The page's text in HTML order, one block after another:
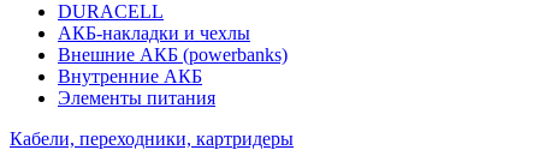
DURACELL
АКБ-накладки и чехлы
Внешние АКБ (powerbanks)
Внутренние АКБ
Элементы питания
Кабели, переходники, картридеры